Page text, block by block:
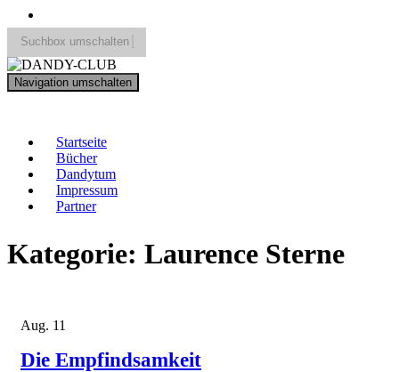
Suchbox umschalten
Search
for:
Navigation umschalten
Startseite
Bücher
Dandytum
Impressum
Partner
Kategorie: Laurence Sterne
Aug. 11
Die Empfindsamkeit